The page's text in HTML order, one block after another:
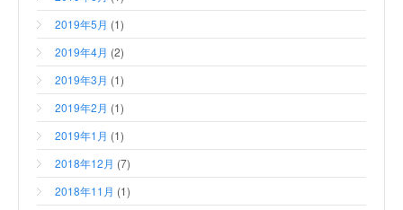
2019年5月 (1)
2019年4月 (2)
2019年3月 (1)
2019年2月 (1)
2019年1月 (1)
2018年12月 (7)
2018年11月 (1)